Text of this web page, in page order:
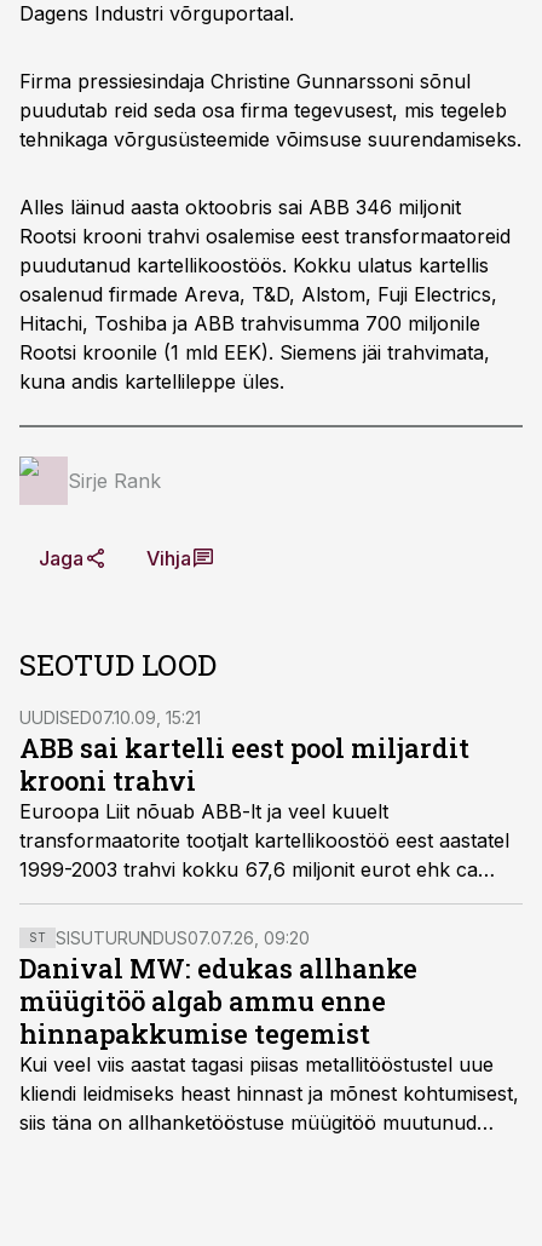
Dagens Industri võrguportaal.
Firma pressiesindaja Christine Gunnarssoni sõnul
puudutab reid seda osa firma tegevusest, mis tegeleb
tehnikaga võrgusüsteemide võimsuse suurendamiseks.
Alles läinud aasta oktoobris sai ABB 346 miljonit
Rootsi krooni trahvi osalemise eest transformaatoreid
puudutanud kartellikoostöös. Kokku ulatus kartellis
osalenud firmade Areva, T&D, Alstom, Fuji Electrics,
Hitachi, Toshiba ja ABB trahvisumma 700 miljonile
Rootsi kroonile (1 mld EEK). Siemens jäi trahvimata,
kuna andis kartellileppe üles.
Sirje Rank
Jaga Vihja
SEOTUD LOOD
UUDISED07.10.09, 15:21
ABB sai kartelli eest pool miljardit
krooni trahvi
Euroopa Liit nõuab ABB-lt ja veel kuuelt
transformaatorite tootjalt kartellikoostöö eest aastatel
1999-2003 trahvi kokku 67,6 miljonit eurot ehk ca
miljard Eesti krooni.
ST SISUTURUNDUS07.07.26, 09:20
Danival MW: edukas allhanke
müügitöö algab ammu enne
hinnapakkumise tegemist
Kui veel viis aastat tagasi piisas metallitööstustel uue
kliendi leidmiseks heast hinnast ja mõnest kohtumisest,
siis täna on allhanketööstuse müügitöö muutunud